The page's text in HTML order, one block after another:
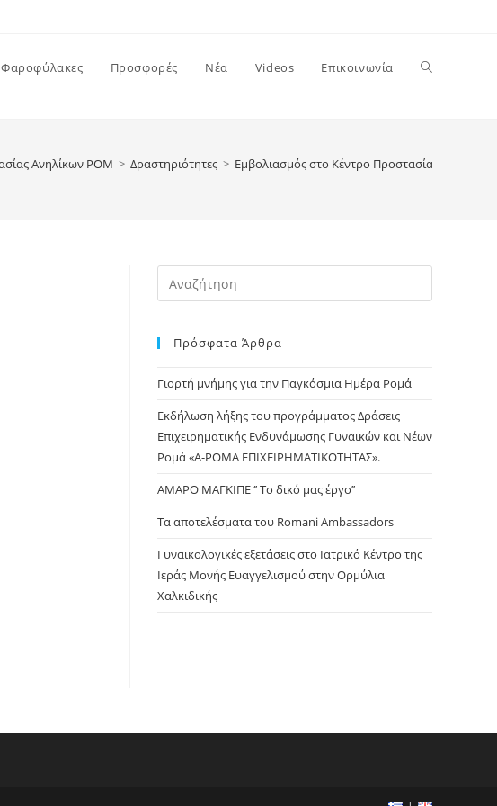
Προσφορές Νέα Videos Επικοινωνία Toggle
Ανηλίκων ΡΟΜ > Δραστηριότητες > Εμβολιασμός στο Κέντρο Προστασίας
Escape
Πρόσφατα Άρθρα
Γιορτή μνήμης για την Παγκόσμια Ημέρα Ρομά
Εκδήλωση λήξης του προγράμματος Δράσεις
Επιχειρηματικής Ενδυνάμωσης Γυναικών και Νέων
Ρομά «Α-ΡΟΜΑ ΕΠΙΧΕΙΡΗΜΑΤΙΚΟΤΗΤΑΣ».
ΑΜΑΡΟ ΜΑΓΚΙΠΕ ‘’ Το δικό μας έργο’’
Τα αποτελέσματα του Romani Ambassadors
Γυναικολογικές εξετάσεις στο Ιατρικό Κέντρο της
Ιεράς Μονής Ευαγγελισμού στην Ορμύλια
Χαλκιδικής